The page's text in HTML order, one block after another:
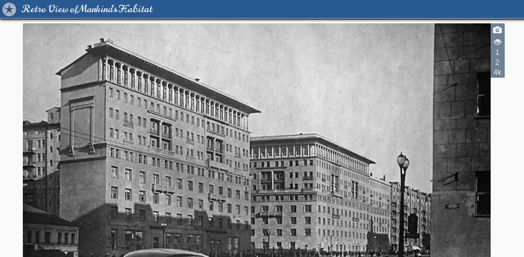
Retro View of Mankind's Habitat
1
2
4k